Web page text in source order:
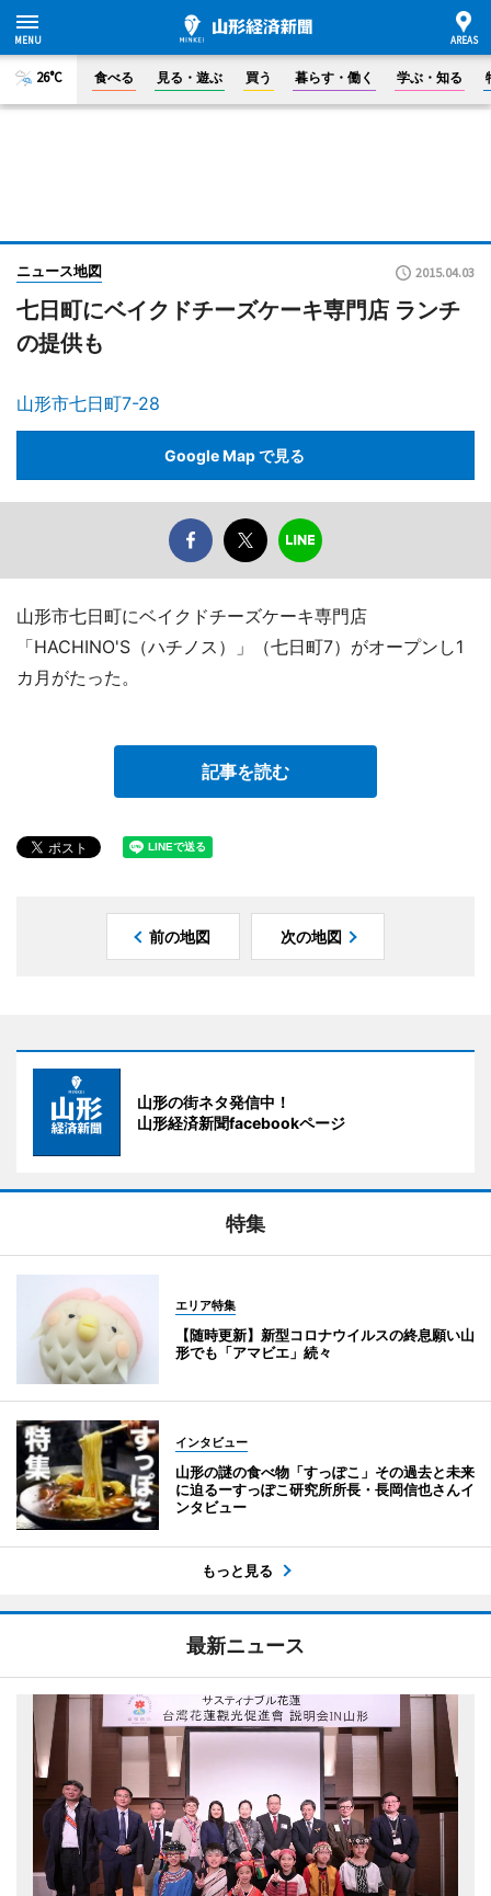
26°C 食べる 見る・遊ぶ 買う 暮らす・働く 学ぶ・知る
ニュース地図 2015.04.03
七日町にベイクドチーズケーキ専門店 ランチ
の提供も
山形市七日町7-28
Google Map で見る
山形市七日町にベイクドチーズケーキ専門店
「HACHINO'S（ハチノス）」（七日町7）がオープンし1
カ月がたった。
記事を読む
前の地図 次の地図
山形の街ネタ発信中！
山形経済新聞facebookページ
特集
エリア特集
【随時更新】新型コロナウイルスの終息願い山
形でも「アマビエ」続々
インタビュー
山形の謎の食べ物「すっぽこ」その過去と未来
に迫るーすっぽこ研究所所長・長岡信也さんイ
ンタビュー
もっと見る
最新ニュース